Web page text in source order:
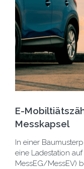
E-
Messkapsel
In einer
eine Ladestation
MessEG/MessEV)